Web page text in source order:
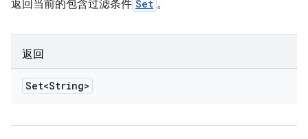
返回当前的包含过滤条件 Set 。
返回
Set<String>